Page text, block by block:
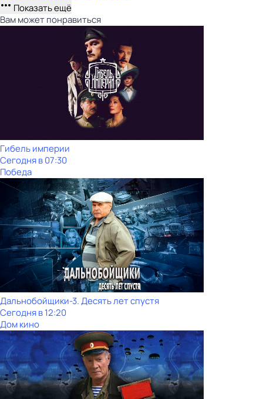
Показать ещё
Вам может понравиться
Гибель империи
Сегодня в 07:30
Победа
Дальнобойщики-3. Десять лет спустя
Сегодня в 12:20
Дом кино